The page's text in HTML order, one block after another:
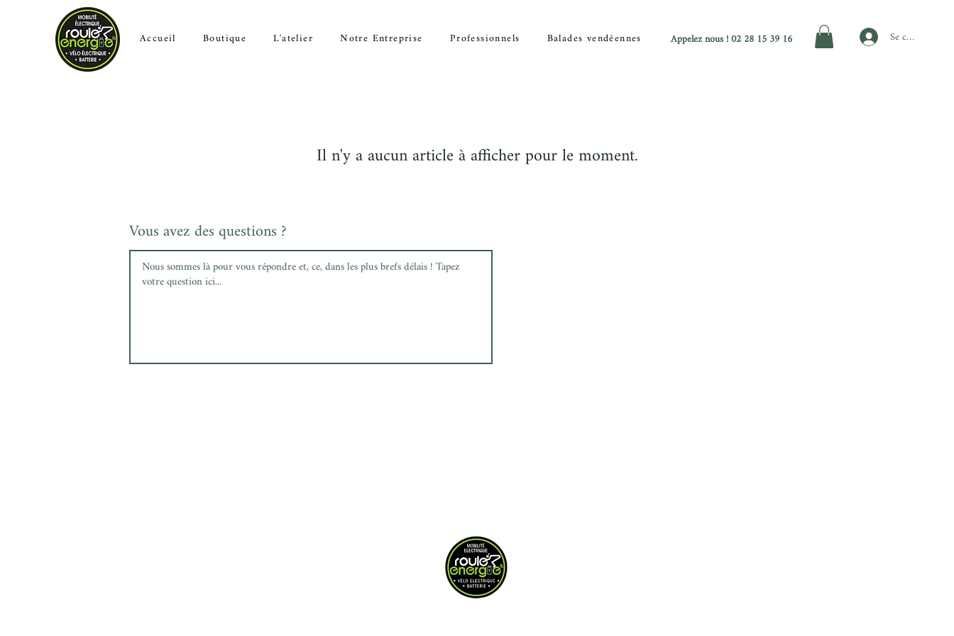
Accueil Boutique L'atelier Notre Entreprise Professionnels Balades vendéennes Appelez nous ! 02 28 15 39 16 Se connecter
Il n'y a aucun article à afficher pour le moment.
Vous avez des questions ?